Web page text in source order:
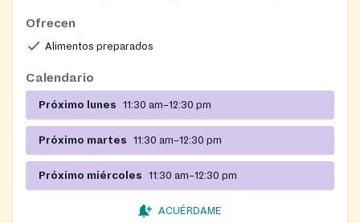
Ground, which also connects guests to on‑site day
services such as showers, laundry, mail, and case
Ofrecen
Alimentos preparados
Calendario
Próximo lunes 11:30 am–12:30 pm
Próximo martes 11:30 am–12:30 pm
Próximo miércoles 11:30 am–12:30 pm
ACUÉRDAME